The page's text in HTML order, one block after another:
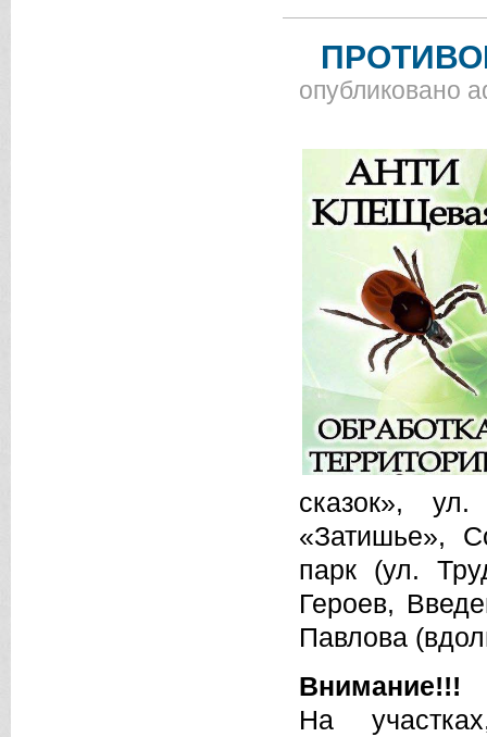
опубликовано
сказок»,
«Затишье»,
парк (ул.
Героев,
Павлова
Внимание!!!
На